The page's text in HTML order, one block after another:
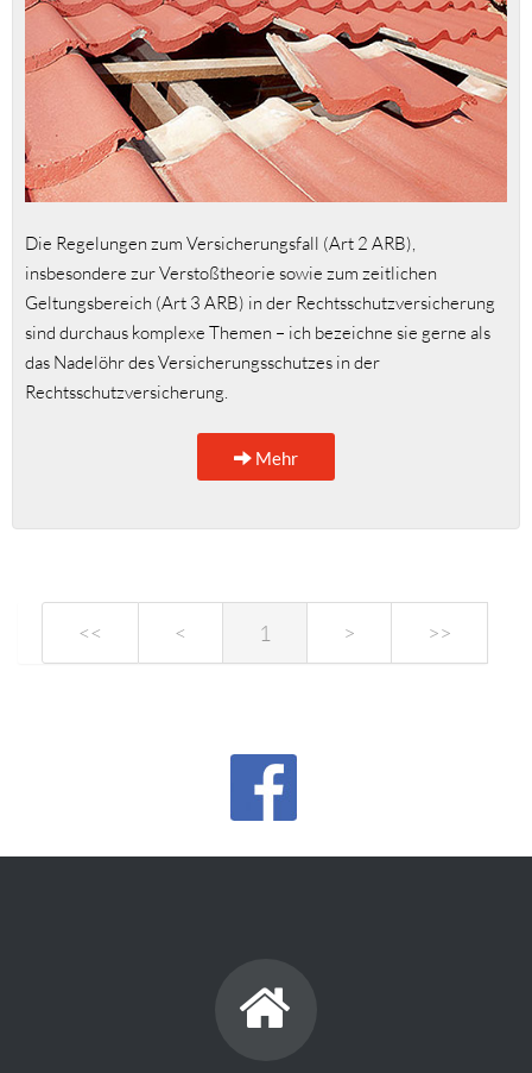
Die Regelungen zum Versicherungsfall (Art 2 ARB),
insbesondere zur Verstoßtheorie sowie zum zeitlichen
Geltungsbereich (Art 3 ARB) in der Rechtsschutzversicherung
sind durchaus komplexe Themen – ich bezeichne sie gerne als
das Nadelöhr des Versicherungsschutzes in der
Rechtsschutzversicherung.
Mehr
<< < 1 > >>